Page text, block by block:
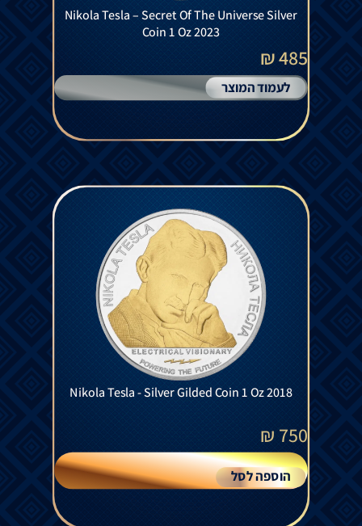
Coin 1 Oz 2023
485 ₪
לעמוד המוצר
Nikola Tesla - Silver Gilded Coin 1 Oz 2018
750
₪
הוספה לסל